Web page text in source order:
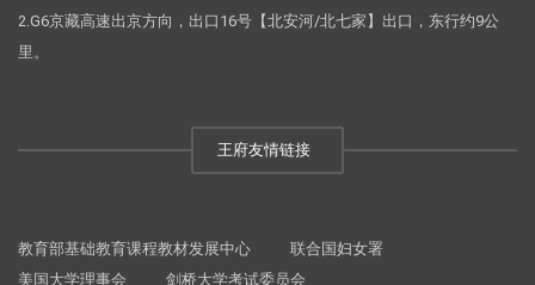
2.G6京藏高速出京方向，出口16号【北安河/北七家】出口，东行约9公
里。
王府友情链接
教育部基础教育课程教材发展中心
联合国妇女署
美国大学理事会
剑桥大学考试委员会